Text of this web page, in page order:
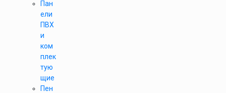
Пан
ели
ПВХ
и
ком
плек
тую
щие
Пен